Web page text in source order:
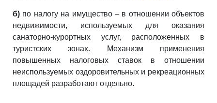
б) по налогу на имущество – в отношении объектов
недвижимости, используемых для оказания
санаторно-курортных услуг, расположенных в
туристских зонах. Механизм применения
повышенных налоговых ставок в отношении
неиспользуемых оздоровительных и рекреационных
площадей разработают отдельно.